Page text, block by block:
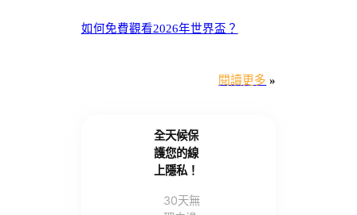
如何免費觀看2026年世界盃？
閱讀更多 »
全天候保
護您的線
上隱私！
30天無